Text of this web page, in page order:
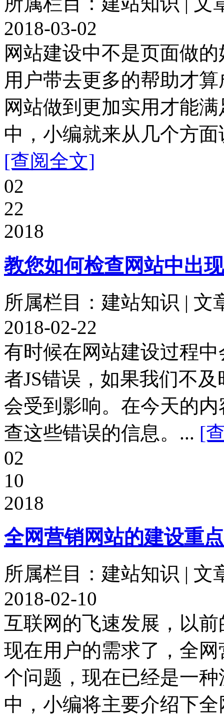
2018-03-02
网站建设中不是页面做
用户带去更多的帮助才
网站做到更加实用才能
中，小编就来从几个方
[查阅全文]
02
22
2018
教您如何检查网站中出
所属栏目：建站知识 | 文
2018-02-22
有时候在网站建设过程
者JS错误，如果我们不
会受到影响。在今天的
查这些错误的信息。... [
02
10
2018
全网营销网站的建设重
所属栏目：建站知识 | 文
2018-02-10
互联网的飞速发展，以
现在用户的需求了，全
个问题，现在已经是一
中，小编将主要介绍下